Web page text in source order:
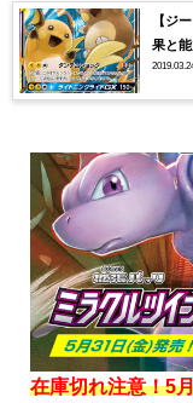
【ジ
果と能
在庫切れ注意！5